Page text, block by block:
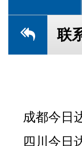
联
成都今日
四川今日